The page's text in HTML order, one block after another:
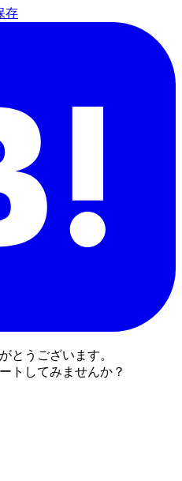
存
とうございます。
トしてみませんか？